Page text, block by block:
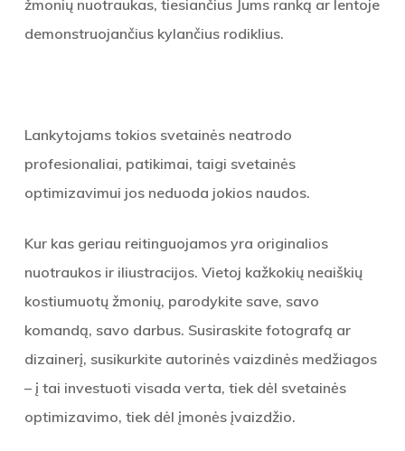
žmonių nuotraukas, tiesiančius Jums ranką ar lentoje
demonstruojančius kylančius rodiklius.
Lankytojams tokios svetainės neatrodo
profesionaliai, patikimai, taigi svetainės
optimizavimui jos neduoda jokios naudos.
Kur kas geriau reitinguojamos yra originalios
nuotraukos ir iliustracijos. Vietoj kažkokių neaiškių
kostiumuotų žmonių, parodykite save, savo
komandą, savo darbus. Susiraskite fotografą ar
dizainerį, susikurkite autorinės vaizdinės medžiagos
– į tai investuoti visada verta, tiek dėl svetainės
optimizavimo, tiek dėl įmonės įvaizdžio.